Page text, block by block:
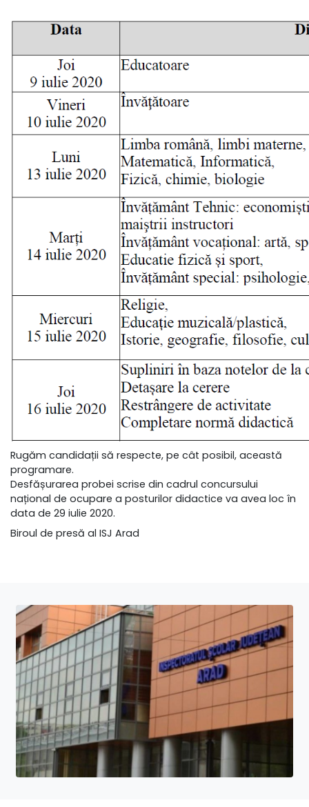
Rugăm candidații să respecte, pe cât posibil, această
programare.
Desfășurarea probei scrise din cadrul concursului
național de ocupare a posturilor didactice va avea loc în
data de 29 iulie 2020.
Biroul de presă al ISJ Arad